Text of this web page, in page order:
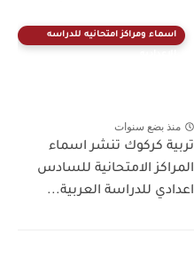
اسماء ومراكز امتحانيه للدراسه
منذ بضع سنوات
تربية كركوك تنشر اسماء
المراكز الامتحانية للسادس
اعدادي للدراسة العربية...